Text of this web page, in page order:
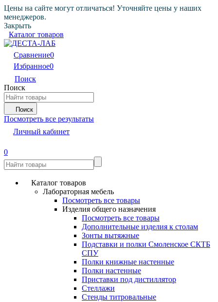
Цены на сайте могут отличаться! Уточняйте цены у наших
менеджеров.
Закрыть
Каталог товаров
Сравнение0
Избранное0
Поиск
Поиск
Поиск
Посмотреть все результаты
Личный кабинет
0
Каталог товаров
Лабораторная мебель
Посмотреть все товары
Изделия общего назначения
Посмотреть все товары
Дополнительные изделия к столам
Зонты вытяжные
Подставки и полки Смоленское СКТБ
СПУ
Полки книжные настенные
Полки настенные
Приставки под дистиллятор
Стеллажи
Стенды титровальные